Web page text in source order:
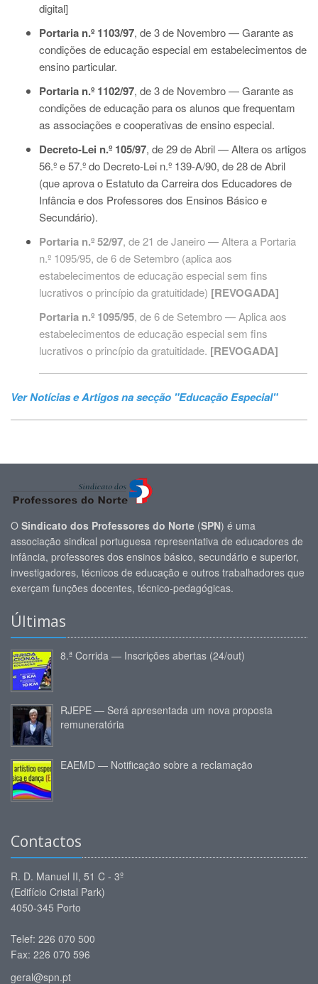
digital]
Portaria n.º 1103/97, de 3 de Novembro — Garante as
condições de educação especial em estabelecimentos de
ensino particular.
Portaria n.º 1102/97, de 3 de Novembro — Garante as
condições de educação para os alunos que frequentam
as associações e cooperativas de ensino especial.
Decreto-Lei n.º 105/97, de 29 de Abril — Altera os artigos
56.º e 57.º do Decreto-Lei n.º 139-A/90, de 28 de Abril
(que aprova o Estatuto da Carreira dos Educadores de
Infância e dos Professores dos Ensinos Básico e
Secundário).
Portaria n.º 52/97, de 21 de Janeiro — Altera a Portaria
n.º 1095/95, de 6 de Setembro (aplica aos
estabelecimentos de educação especial sem fins
lucrativos o princípio da gratuitidade) [REVOGADA]
Portaria n.º 1095/95, de 6 de Setembro — Aplica aos
estabelecimentos de educação especial sem fins
lucrativos o princípio da gratuitidade. [REVOGADA]
Ver Notícias e Artigos na secção "Educação Especial"
O Sindicato dos Professores do Norte (SPN) é uma
associação sindical portuguesa representativa de educadores de
infância, professores dos ensinos básico, secundário e superior,
investigadores, técnicos de educação e outros trabalhadores que
exerçam funções docentes, técnico-pedagógicas.
Últimas
8.ª Corrida — Inscrições abertas (24/out)
RJEPE — Será apresentada um nova proposta
remuneratória
EAEMD — Notificação sobre a reclamação
Contactos
R. D. Manuel II, 51 C - 3º
(Edifício Cristal Park)
4050-345 Porto
Telef: 226 070 500
Fax: 226 070 596
geral@spn.pt